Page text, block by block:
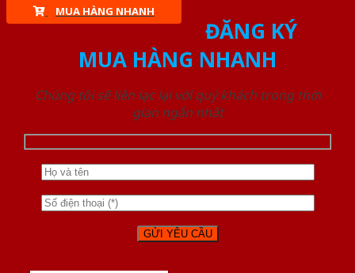
MUA HÀNG NHANH
ĐĂNG KÝ
MUA HÀNG NHANH
Chúng tôi sẽ liên lạc lại với quý khách trong thời
gian ngắn nhất